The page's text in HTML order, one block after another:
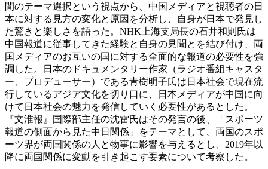
間のテーマ選択という視点から、中国メディアと視聴者の日
本に対する見方の変化と原因を分析し、自身が日本で発見し
た驚きと楽しさを語った。NHK上海支局長の石井和則氏は
中国報道に従事してきた経験と自身の見聞とを結び付け、両
国メディアのお互いの国に対する全面的な報道の必要性を強
調した。日本のドキュメンタリー作家（ラジオ番組キャスタ
ー、プロデューサー）である青樹明子氏は日本社会で現在流
行しているアジア文化を切り口に、日本メディアが中国に向
けて日本社会の魅力を発信していく必要性があるとした。
『文淮報』国際部主任の沈雷氏はその発言の後、「スポーツ
報道の側面から見た中日関係」をテーマとして、両国のスポ
ーツ界が両国関係の人と物事に影響を与えるとし、2019年以
降に両国関係に変動を引き起こす要素について考察した。